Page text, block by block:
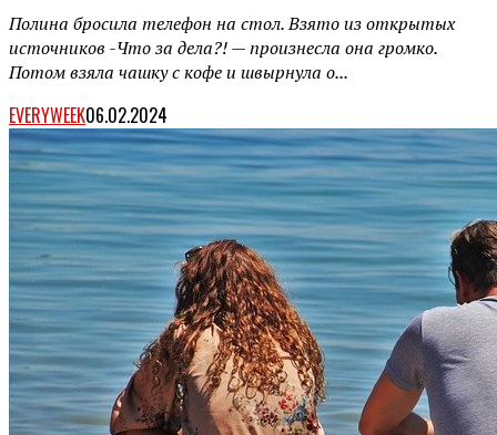
Полина бросила телефон на стол. Взято из открытых
источников -Что за дела?! — произнесла она громко.
Потом взяла чашку с кофе и швырнула о...
EVERYWEEK06.02.2024